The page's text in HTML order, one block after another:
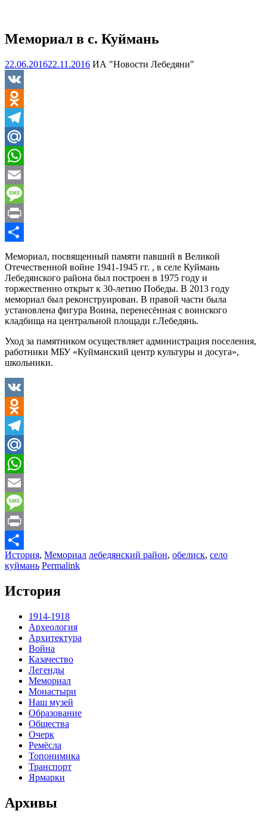
Мемориал в с. Куймань
22.06.201622.11.2016 ИА "Новости Лебедяни"
VK
Odnoklassniki
Telegram
Mail.Ru
WhatsApp
Email
Message
Print
Отправить
Мемориал, посвященный памяти павший в Великой
Отечественной войне 1941-1945 гг. , в селе Куймань
Лебедянского района был построен в 1975 году и
торжественно открыт к 30-летию Победы. В 2013 году
мемориал был реконструирован. В правой части была
установлена фигура Воина, перенесённая с воинского
кладбища на центральной площади г.Лебедянь.
Уход за памятником осуществляет администрация поселения,
работники МБУ «Куйманский центр культуры и досуга»,
школьники.
VK
Odnoklassniki
Telegram
Mail.Ru
WhatsApp
Email
Message
Print
Отправить
История, Мемориал лебедянский район, обелиск, село
куймань Permalink
История
1914-1918
Археология
Архитектура
Война
Казачество
Легенды
Мемориал
Монастыри
Наш музей
Образование
Общества
Очерк
Ремёсла
Топонимика
Транспорт
Ярмарки
Архивы